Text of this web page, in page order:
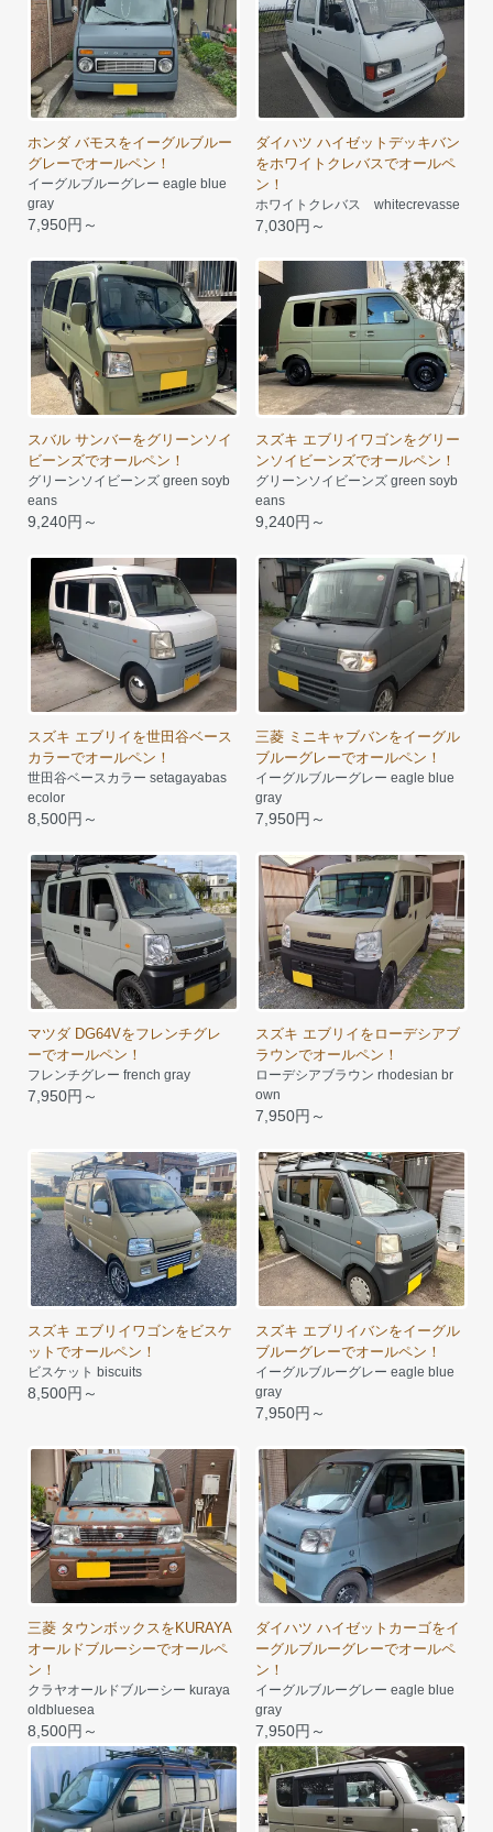
ホンダ バモスをイーグルブルー
グレーでオールペン！
イーグルブルーグレー eagle blue
gray
7,950円～
ダイハツ ハイゼットデッキバン
をホワイトクレバスでオールペ
ン！
ホワイトクレバス whitecrevasse
7,030円～
スバル サンバーをグリーンソイ
ビーンズでオールペン！
グリーンソイビーンズ green soyb
eans
9,240円～
スズキ エブリイワゴンをグリー
ンソイビーンズでオールペン！
グリーンソイビーンズ green soyb
eans
9,240円～
スズキ エブリイを世田谷ベース
カラーでオールペン！
世田谷ベースカラー setagayabas
ecolor
8,500円～
三菱 ミニキャブバンをイーグル
ブルーグレーでオールペン！
イーグルブルーグレー eagle blue
gray
7,950円～
マツダ DG64Vをフレンチグレ
ーでオールペン！
フレンチグレー french gray
7,950円～
スズキ エブリイをローデシアブ
ラウンでオールペン！
ローデシアブラウン rhodesian br
own
7,950円～
スズキ エブリイワゴンをビスケ
ットでオールペン！
ビスケット biscuits
8,500円～
スズキ エブリイバンをイーグル
ブルーグレーでオールペン！
イーグルブルーグレー eagle blue
gray
7,950円～
三菱 タウンボックスをKURAYA
オールドブルーシーでオールペ
ン！
クラヤオールドブルーシー kuraya
oldbluesea
8,500円～
ダイハツ ハイゼットカーゴをイ
ーグルブルーグレーでオールペ
ン！
イーグルブルーグレー eagle blue
gray
7,950円～